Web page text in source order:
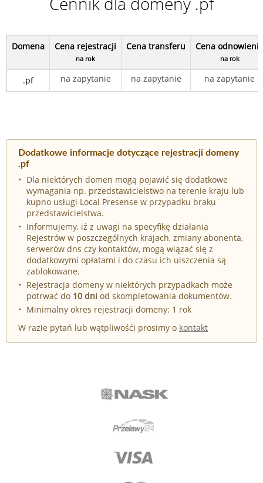
Domena Cena rejestracji
na rok
Cena transferu Cena odnowienia
na rok
.pf na zapytanie na zapytanie na zapytanie
Dodatkowe informacje dotyczące rejestracji domeny
.pf
Dla niektórych domen mogą pojawić się dodatkowe
wymagania np. przedstawicielstwo na terenie kraju lub
kupno usługi Local Presense w przypadku braku
przedstawicielstwa.
Informujemy, iż z uwagi na specyfikę działania
Rejestrów w poszczególnych krajach, zmiany abonenta,
serwerów dns czy kontaktów, mogą wiązać się z
dodatkowymi opłatami i do czasu ich uiszczenia są
zablokowane.
Rejestracja domeny w niektórych przypadkach może
potrwać do 10 dni od skompletowania dokumentów.
Minimalny okres rejestracji domeny: 1 rok
W razie pytań lub wątpliwośći prosimy o kontakt